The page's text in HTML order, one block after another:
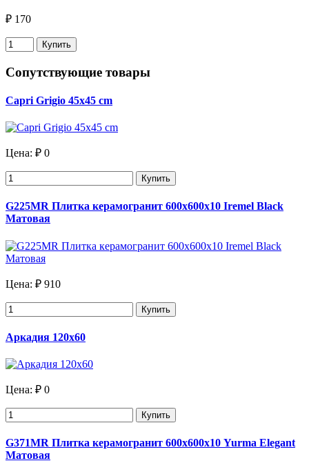
₽ 170
Купить
Сопутствующие товары
Capri Grigio 45x45 cm
Цена: ₽ 0
Купить
G225MR Плитка керамогранит 600х600х10 Iremel Black
Матовая
Цена: ₽ 910
Купить
Аркадия 120х60
Цена: ₽ 0
Купить
G371MR Плитка керамогранит 600х600х10 Yurma Elegant
Матовая